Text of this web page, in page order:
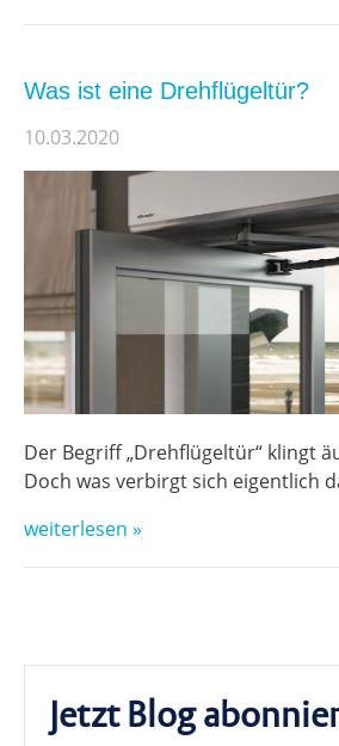
Jetzt Blog
Was ist eine Drehflügeltür?
10.03.2020
Der Begriff „Drehflügeltür“ klingt
Doch was verbirgt sich eigentlich
weiterlesen »